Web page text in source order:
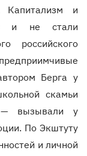
и
и не стали
российского
Берга у
скамьи
— вызывали у
По Экштуту
и личной